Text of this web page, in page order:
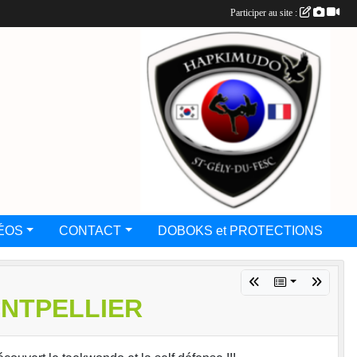
CONTACT DOBOKS et PROTECTIONS
Participer au site :